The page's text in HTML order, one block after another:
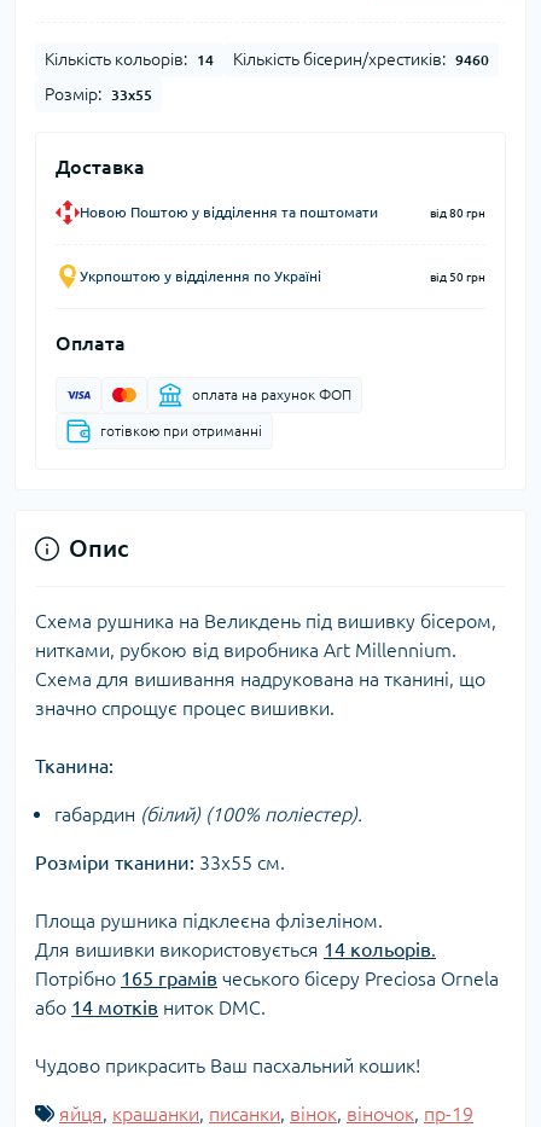
Кількість кольорів: 14 Кількість бісерин/хрестиків: 9460
Розмір: 33x55
Доставка
Новою Поштою у відділення та поштомати від 80 грн
Укрпоштою у відділення по Україні від 50 грн
Оплата
оплата на рахунок ФОП
готівкою при отриманні
Опис
Схема рушника на Великдень під вишивку бісером,
нитками, рубкою від виробника Art Millennium.
Схема для вишивання надрукована на тканині, що
значно спрощує процес вишивки.
Тканина:
габардин (білий) (100% поліестер).
Розміри тканини: 33х55 см.
Площа рушника підклеєна флізеліном.
Для вишивки використовується 14 кольорів.
Потрібно 165 грамів чеського бісеру Preciosa Ornela
або 14 мотків ниток DMC.
Чудово прикрасить Ваш пасхальний кошик!
яйця, крашанки, писанки, вінок, віночок, пр-19